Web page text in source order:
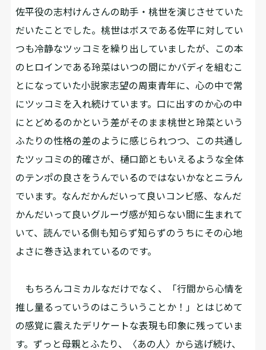
佐平役の志村けんさんの助手・桃世を演じさせていた
だいたことでした。桃世はボスである佐平に対してい
つも冷静なツッコミを繰り出していましたが、この本
のヒロインである玲菜はいつの間にかバディを組むこ
とになっていた小説家志望の周東青年に、心の中で常
にツッコミを入れ続けています。口に出すのか心の中
にとどめるのかという差がそのまま桃世と玲菜という
ふたりの性格の差のように感じられつつ、この共通し
たツッコミの的確さが、樋口節ともいえるような全体
のテンポの良さをうんでいるのではないかなとニラん
でいます。なんだかんだいって良いコンビ感、なんだ
かんだいって良いグルーヴ感が知らない間に生まれて
いて、読んでいる側も知らず知らずのうちにその心地
よさに巻き込まれているのです。
もちろんコミカルなだけでなく、「行間から心情を
推し量るっていうのはこういうことか！」とはじめて
の感覚に震えたデリケートな表現も印象に残っていま
す。ずっと母親とふたり、〈あの人〉から逃げ続け、